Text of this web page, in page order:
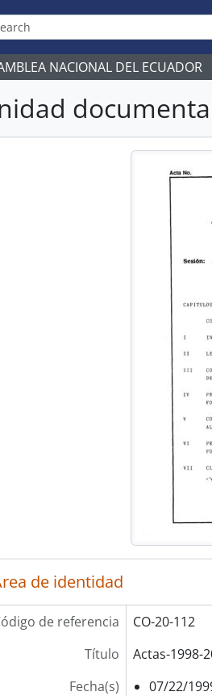
options
NACIONAL DEL ECUADOR
de identidad
de referencia
CO-20-112
Título
Actas-1998-
Fecha(s)
07/22/